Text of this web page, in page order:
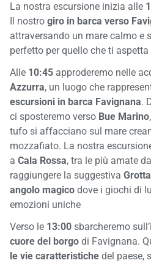
La nostra escursione inizia alle
Il nostro giro in barca verso
attraversando un mare calmo e
perfetto per quello che ti aspetta
Alle 10:45 approderemo nelle
Azzurra, un luogo che
escursioni in barca Favignana.
ci sposteremo verso Bue Marino
tufo si affacciano sul mare
mozzafiato. La nostra
a Cala Rossa, tra le più amate
raggiungere la suggestiva
angolo magico dove i giochi di
emozioni uniche
Verso le 13:00 sbarcheremo
cuore del borgo di Favignana.
le vie caratteristiche del paese,